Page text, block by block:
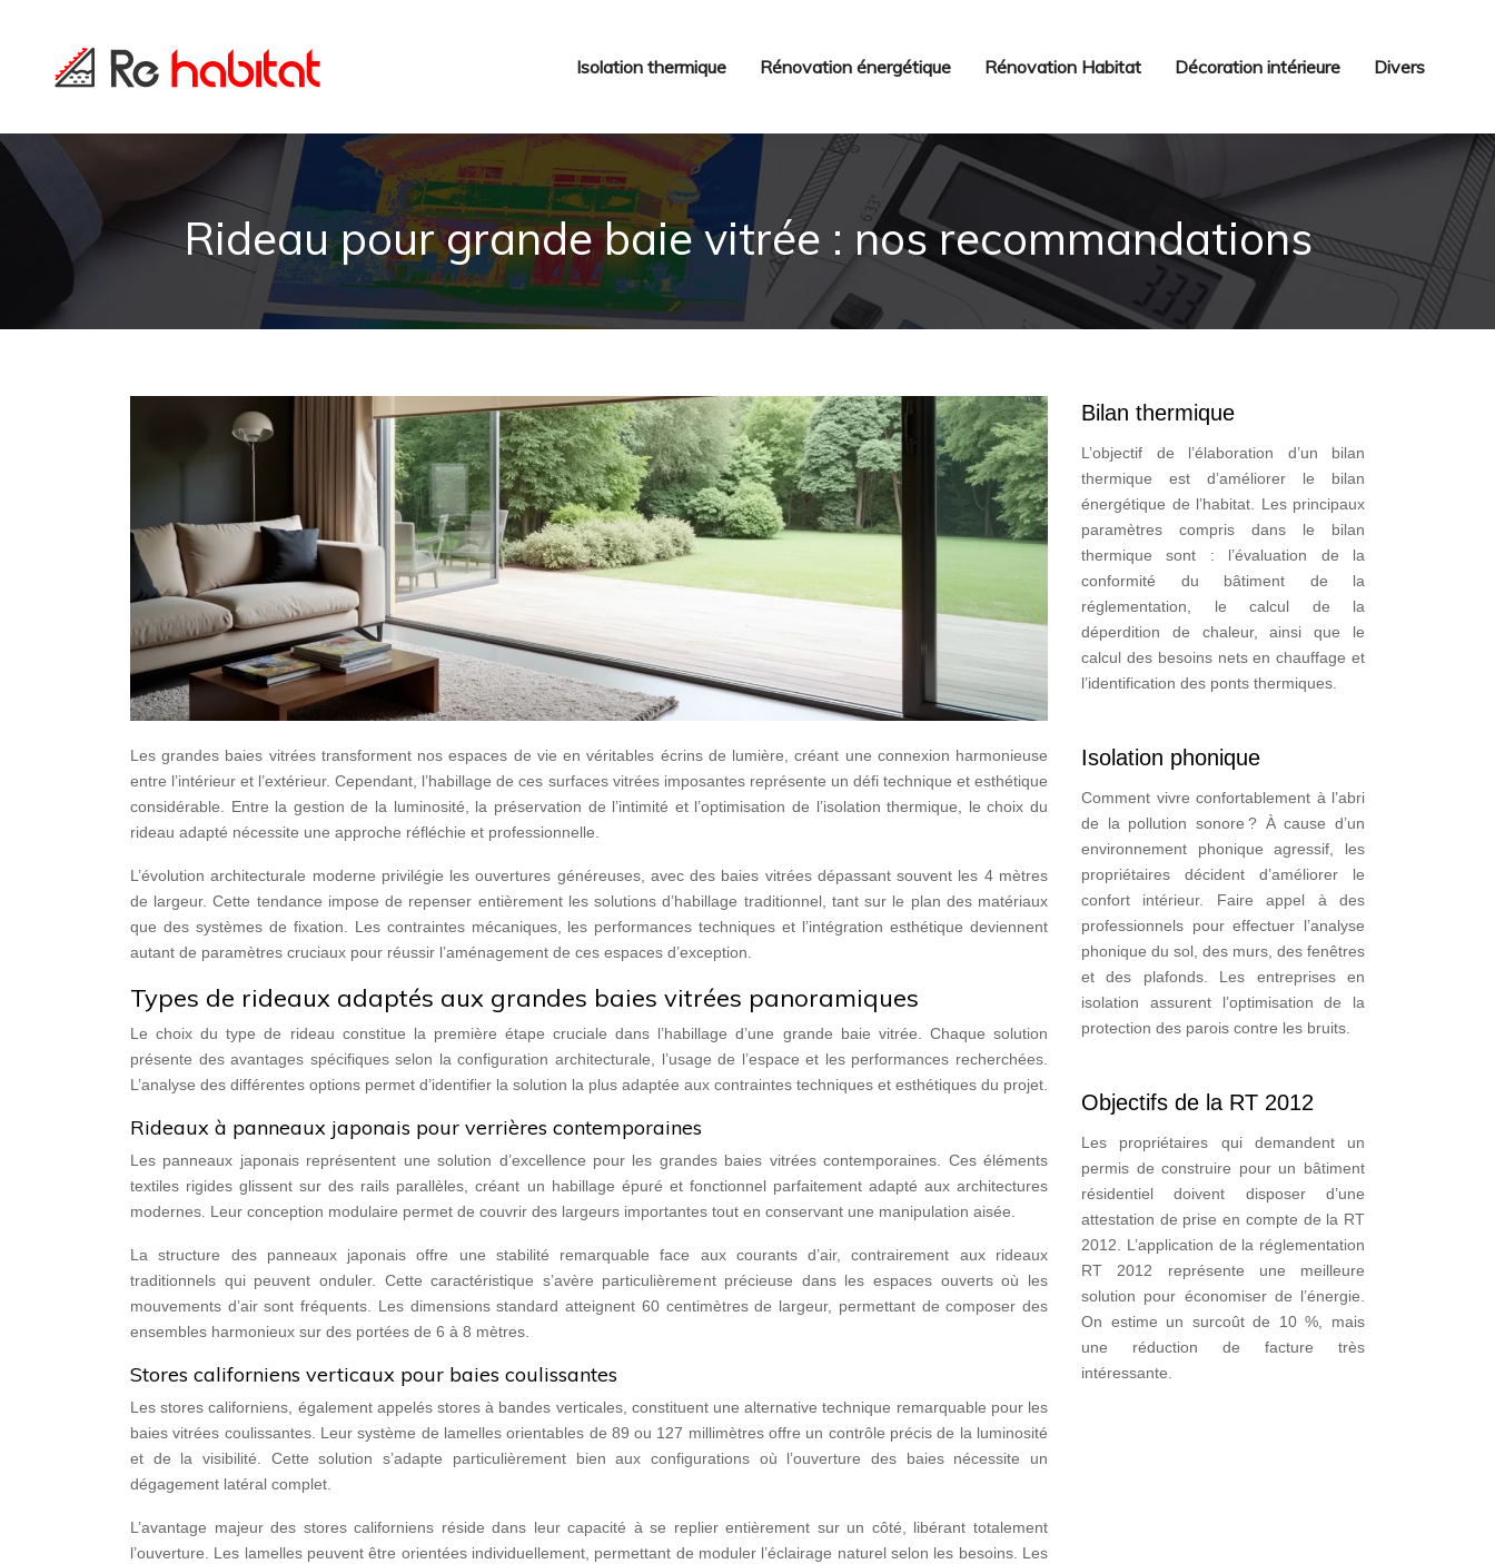
Isolation thermique Rénovation énergétique Rénovation Habitat Décoration intérieure Divers
Rideau pour grande baie vitrée : nos recommandations
Les grandes baies vitrées transforment nos espaces de vie en véritables écrins de lumière, créant une connexion harmonieuse
entre l’intérieur et l’extérieur. Cependant, l’habillage de ces surfaces vitrées imposantes représente un défi technique et esthétique
considérable. Entre la gestion de la luminosité, la préservation de l’intimité et l’optimisation de l’isolation thermique, le choix du
rideau adapté nécessite une approche réfléchie et professionnelle.
L’évolution architecturale moderne privilégie les ouvertures généreuses, avec des baies vitrées dépassant souvent les 4 mètres
de largeur. Cette tendance impose de repenser entièrement les solutions d’habillage traditionnel, tant sur le plan des matériaux
que des systèmes de fixation. Les contraintes mécaniques, les performances techniques et l’intégration esthétique deviennent
autant de paramètres cruciaux pour réussir l’aménagement de ces espaces d’exception.
Types de rideaux adaptés aux grandes baies vitrées panoramiques
Le choix du type de rideau constitue la première étape cruciale dans l’habillage d’une grande baie vitrée. Chaque solution
présente des avantages spécifiques selon la configuration architecturale, l’usage de l’espace et les performances recherchées.
L’analyse des différentes options permet d’identifier la solution la plus adaptée aux contraintes techniques et esthétiques du projet.
Rideaux à panneaux japonais pour verrières contemporaines
Les panneaux japonais représentent une solution d’excellence pour les grandes baies vitrées contemporaines. Ces éléments
textiles rigides glissent sur des rails parallèles, créant un habillage épuré et fonctionnel parfaitement adapté aux architectures
modernes. Leur conception modulaire permet de couvrir des largeurs importantes tout en conservant une manipulation aisée.
La structure des panneaux japonais offre une stabilité remarquable face aux courants d’air, contrairement aux rideaux
traditionnels qui peuvent onduler. Cette caractéristique s’avère particulièrement précieuse dans les espaces ouverts où les
mouvements d’air sont fréquents. Les dimensions standard atteignent 60 centimètres de largeur, permettant de composer des
ensembles harmonieux sur des portées de 6 à 8 mètres.
Stores californiens verticaux pour baies coulissantes
Les stores californiens, également appelés stores à bandes verticales, constituent une alternative technique remarquable pour les
baies vitrées coulissantes. Leur système de lamelles orientables de 89 ou 127 millimètres offre un contrôle précis de la luminosité
et de la visibilité. Cette solution s’adapte particulièrement bien aux configurations où l’ouverture des baies nécessite un
dégagement latéral complet.
L’avantage majeur des stores californiens réside dans leur capacité à se replier entièrement sur un côté, libérant totalement
l’ouverture. Les lamelles peuvent être orientées individuellement, permettant de moduler l’éclairage naturel selon les besoins. Les
Bilan thermique
L’objectif de l’élaboration d’un bilan
thermique est d’améliorer le bilan
énergétique de l’habitat. Les principaux
paramètres compris dans le bilan
thermique sont : l’évaluation de la
conformité du bâtiment de la
réglementation, le calcul de la
déperdition de chaleur, ainsi que le
calcul des besoins nets en chauffage et
l’identification des ponts thermiques.
Isolation phonique
Comment vivre confortablement à l’abri
de la pollution sonore ? À cause d’un
environnement phonique agressif, les
propriétaires décident d’améliorer le
confort intérieur. Faire appel à des
professionnels pour effectuer l’analyse
phonique du sol, des murs, des fenêtres
et des plafonds. Les entreprises en
isolation assurent l’optimisation de la
protection des parois contre les bruits.
Objectifs de la RT 2012
Les propriétaires qui demandent un
permis de construire pour un bâtiment
résidentiel doivent disposer d’une
attestation de prise en compte de la RT
2012. L’application de la réglementation
RT 2012 représente une meilleure
solution pour économiser de l’énergie.
On estime un surcoût de 10 %, mais
une réduction de facture très
intéressante.